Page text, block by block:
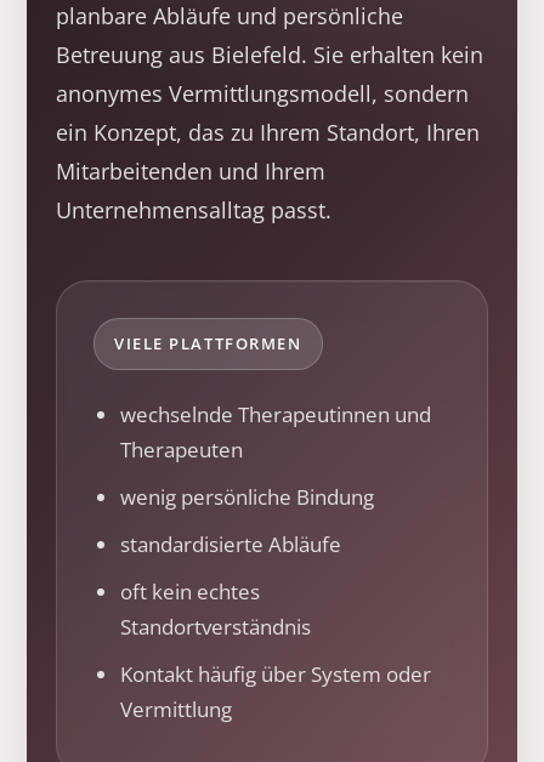
planbare Abläufe und persönliche
Betreuung aus Bielefeld. Sie erhalten kein
anonymes Vermittlungsmodell, sondern
ein Konzept, das zu Ihrem Standort, Ihren
Mitarbeitenden und Ihrem
Unternehmensalltag passt.
VIELE PLATTFORMEN
wechselnde Therapeutinnen und
Therapeuten
wenig persönliche Bindung
standardisierte Abläufe
oft kein echtes
Standortverständnis
Kontakt häufig über System oder
Vermittlung